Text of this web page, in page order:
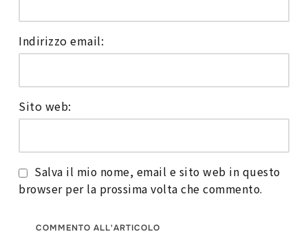
Indirizzo email:
Sito web:
Salva il mio nome, email e sito web in questo
browser per la prossima volta che commento.